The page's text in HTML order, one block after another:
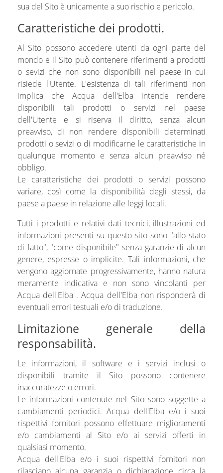
sua del Sito è unicamente a suo rischio e pericolo.
Caratteristiche dei prodotti.
Al Sito possono accedere utenti da ogni parte del
mondo e il Sito può contenere riferimenti a prodotti
o sevizi che non sono disponibili nel paese in cui
risiede l'Utente. L'esistenza di tali riferimenti non
implica che Acqua dell'Elba intende rendere
disponibili tali prodotti o servizi nel paese
dell'Utente e si riserva il diritto, senza alcun
preavviso, di non rendere disponibili determinati
prodotti o sevizi o di modificarne le caratteristiche in
qualunque momento e senza alcun preavviso né
obbligo.
Le caratteristiche dei prodotti o servizi possono
variare, così come la disponibilità degli stessi, da
paese a paese in relazione alle leggi locali.
Tutti i prodotti e relativi dati tecnici, illustrazioni ed
informazioni presenti su questo sito sono "allo stato
di fatto", "come disponibile" senza garanzie di alcun
genere, espresse o implicite. Tali informazioni, che
vengono aggiornate progressivamente, hanno natura
meramente indicativa e non sono vincolanti per
Acqua dell'Elba . Acqua dell'Elba non risponderà di
eventuali errori testuali e/o di traduzione.
Limitazione generale della
responsabilità.
Le informazioni, il software e i servizi inclusi o
disponibili tramite il Sito possono contenere
inaccuratezze o errori.
Le informazioni contenute nel Sito sono soggette a
cambiamenti periodici. Acqua dell'Elba e/o i suoi
rispettivi fornitori possono effettuare miglioramenti
e/o cambiamenti al Sito e/o ai servizi offerti in
qualsiasi momento.
Acqua dell'Elba e/o i suoi rispettivi fornitori non